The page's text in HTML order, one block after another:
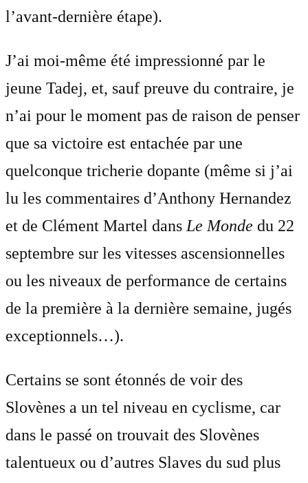
l’avant-dernière étape).
J’ai moi-même été impressionné par le
jeune Tadej, et, sauf preuve du contraire, je
n’ai pour le moment pas de raison de penser
que sa victoire est entachée par une
quelconque tricherie dopante (même si j’ai
lu les commentaires d’Anthony Hernandez
et de Clément Martel dans Le Monde du 22
septembre sur les vitesses ascensionnelles
ou les niveaux de performance de certains
de la première à la dernière semaine, jugés
exceptionnels…).
Certains se sont étonnés de voir des
Slovènes a un tel niveau en cyclisme, car
dans le passé on trouvait des Slovènes
talentueux ou d’autres Slaves du sud plus